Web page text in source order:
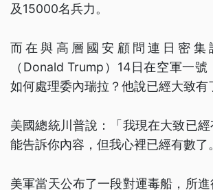
及15000名兵力。
而在與高層國安顧問連日密集
（Donald Trump）14日在空軍一
如何處理委內瑞拉？他說已經大致有
美國總統川普說：「我現在大致已
能告訴你內容，但我心裡已經有數了
美軍當天公布了一段對運毒船，所